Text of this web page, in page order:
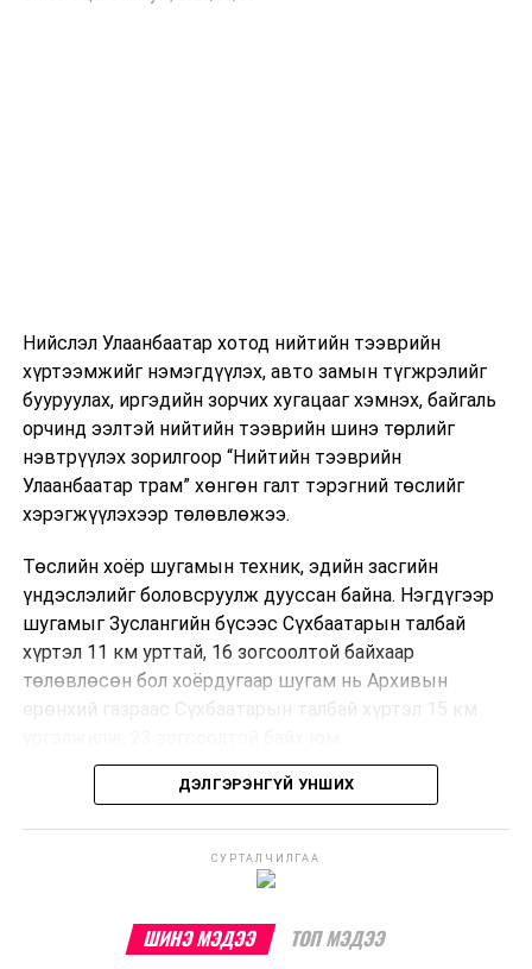
Нийслэл Улаанбаатар хотод нийтийн тээврийн
хүртээмжийг нэмэгдүүлэх, авто замын түгжрэлийг
бууруулах, иргэдийн зорчих хугацааг хэмнэх, байгаль
орчинд ээлтэй нийтийн тээврийн шинэ төрлийг
нэвтрүүлэх зорилгоор “Нийтийн тээврийн
Улаанбаатар трам” хөнгөн галт тэрэгний төслийг
хэрэгжүүлэхээр төлөвлөжээ.
Төслийн хоёр шугамын техник, эдийн засгийн
үндэслэлийг боловсруулж дууссан байна. Нэгдүгээр
шугамыг Зуслангийн бүсээс Сүхбаатарын талбай
хүртэл 11 км урттай, 16 зогсоолтой байхаар
төлөвлөсөн бол хоёрдугаар шугам нь Архивын
ерөнхий газраас Сүхбаатарын талбай хүртэл 15 км
Төслийг бүрэн хэрэгжүүлснээр цагт 10-12 мянган
Трамвайн системийг хөгжүүлснээр нийтийн тээвэрт
суурилсан хот төлөвлөлтийг дэмжиж, шугам болон
ДЭЛГЭРЭНГҮЙ УНШИХ
СУРТАЛЧИЛГАА
ШИНЭ МЭДЭЭ ТОП МЭДЭЭ